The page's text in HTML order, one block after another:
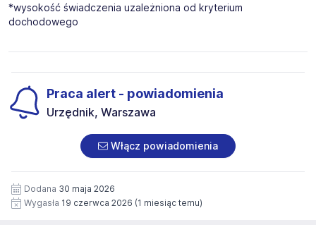
*wysokość świadczenia uzależniona od kryterium
dochodowego
Praca alert - powiadomienia
Urzędnik, Warszawa
Włącz powiadomienia
Dodana 30 maja 2026
Wygasła 19 czerwca 2026 (1 miesiąc temu)